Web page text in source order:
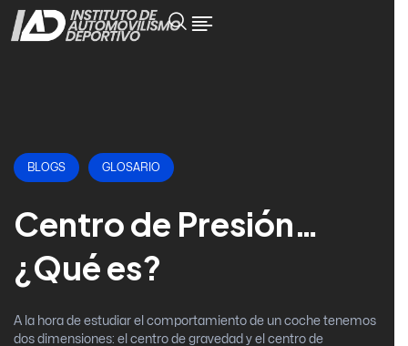
BLOGS GLOSARIO
Centro de Presión…
¿Qué es?
A la hora de estudiar el comportamiento de un coche tenemos
dos dimensiones: el centro de gravedad y el centro de